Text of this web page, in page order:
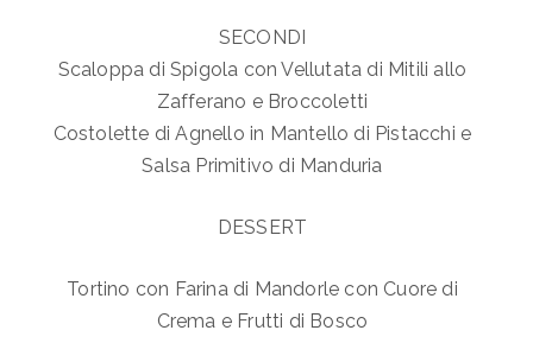
SECONDI
Scaloppa di Spigola con Vellutata di Mitili allo
Zafferano e Broccoletti
Costolette di Agnello in Mantello di Pistacchi e
Salsa Primitivo di Manduria
DESSERT
Tortino con Farina di Mandorle con Cuore di
Crema e Frutti di Bosco